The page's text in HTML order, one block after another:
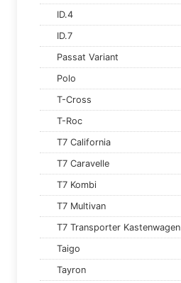
ID.4
ID.7
Passat Variant
Polo
T-Cross
T-Roc
T7 California
T7 Caravelle
T7 Kombi
T7 Multivan
T7 Transporter Kastenwagen
Taigo
Tayron